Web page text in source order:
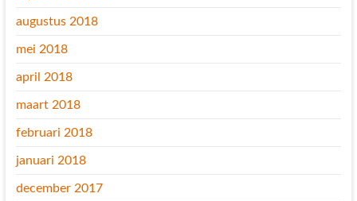
augustus 2018
mei 2018
april 2018
maart 2018
februari 2018
januari 2018
december 2017